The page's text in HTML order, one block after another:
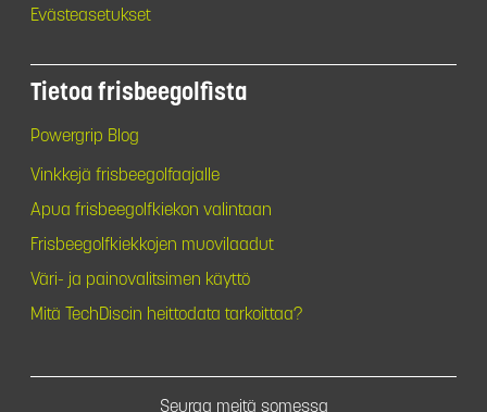
Evästeasetukset
Tietoa frisbeegolfista
Powergrip Blog
Vinkkejä frisbeegolfaajalle
Apua frisbeegolfkiekon valintaan
Frisbeegolfkiekkojen muovilaadut
Väri- ja painovalitsimen käyttö
Mitä TechDiscin heittodata tarkoittaa?
Seuraa meitä somessa